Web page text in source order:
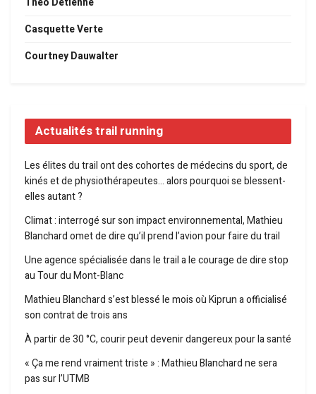
Casquette Verte
Courtney Dauwalter
Actualités trail running
Les élites du trail ont des cohortes de médecins du sport, de
kinés et de physiothérapeutes… alors pourquoi se blessent-
elles autant ?
Climat : interrogé sur son impact environnemental, Mathieu
Blanchard omet de dire qu’il prend l’avion pour faire du trail
Une agence spécialisée dans le trail a le courage de dire stop
au Tour du Mont-Blanc
Mathieu Blanchard s’est blessé le mois où Kiprun a officialisé
son contrat de trois ans
À partir de 30 °C, courir peut devenir dangereux pour la santé
« Ça me rend vraiment triste » : Mathieu Blanchard ne sera
pas sur l’UTMB